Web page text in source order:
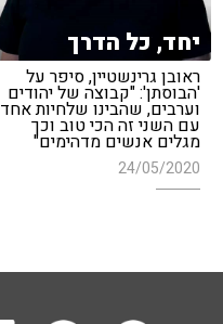
יחד, כל הדרך
ראובן גרינשטיין, סיפר על
'הבוסתן': "קבוצה של יהודים
וערבים, שהבינו שלחיות אחד
עם השני זה הכי טוב וכך
מגלים אנשים מדהימים"
24/05/2020